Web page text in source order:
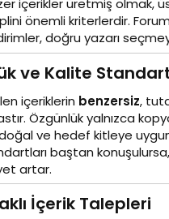
içerikler üretmiş olmak,
önemli kriterlerdir.
doğru yazarı
ve Kalite
içeriklerin benzersiz,
Özgünlük yalnızca
ve hedef kitleye uygun
baştan
artar.
İçerik Talepleri​